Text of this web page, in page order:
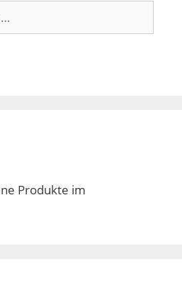
Produktseite
Produkte im